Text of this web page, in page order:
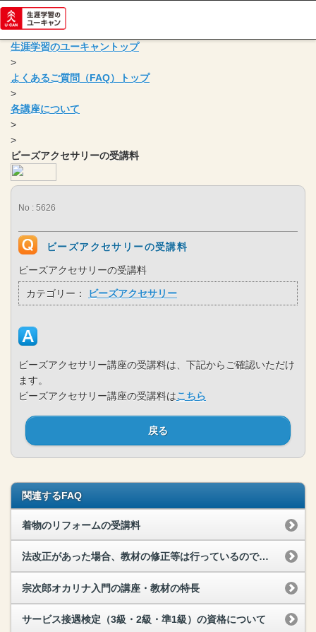
生涯学習のユーキャントップ
>
よくあるご質問（FAQ）トップ
>
各講座について
>
>
ビーズアクセサリーの受講料
No : 5626
ビーズアクセサリーの受講料
ビーズアクセサリーの受講料
カテゴリー： ビーズアクセサリー
ビーズアクセサリー講座の受講料は、下記からご確認いただけ
ます。
ビーズアクセサリー講座の受講料はこちら
戻る
関連するFAQ
着物のリフォームの受講料
法改正があった場合、教材の修正等は行っているのですか？
宗次郎オカリナ入門の講座・教材の特長
サービス接遇検定（3級・2級・準1級）の資格について